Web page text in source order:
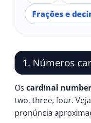
Frações e
1. Números
Os cardinal
two, three, four.
pronúncia